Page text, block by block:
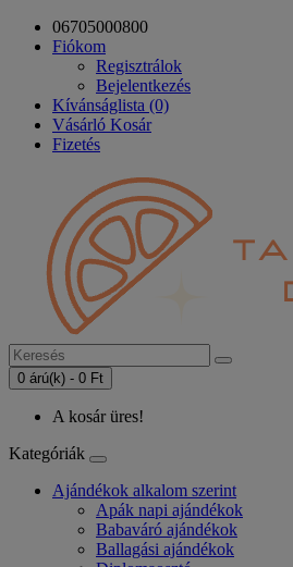
06705000800
Fiókom
Regisztrálok
Bejelentkezés
Kívánságlista (0)
Vásárló Kosár
Fizetés
0 árú(k) - 0 Ft
A kosár üres!
Kategóriák
Ajándékok alkalom szerint
Apák napi ajándékok
Babaváró ajándékok
Ballagási ajándékok